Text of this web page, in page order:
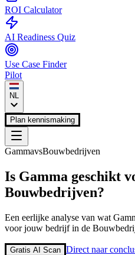
ROI Calculator
AI Readiness Quiz
Use Case Finder
Pilot
NL
Plan kennismaking
GammavsBouwbedrijven
Is Gamma geschikt
Bouwbedrijven?
Een eerlijke analyse van wat
voor jouw bedrijf in de
Gratis AI Scan Direct naar